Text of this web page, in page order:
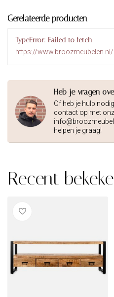
Gerelateerde producten
TypeError: Failed to fetch
https://
Heb je vragen
Of heb je hulp
contact op met
helpen je graag!
Recent